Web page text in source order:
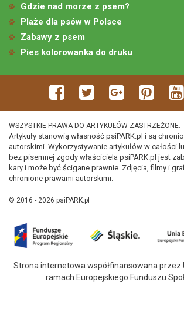
Gdzie nad morze z psem?
Plaże dla psów w Polsce
Zabawy z psem
Pies kolorowanka do druku
WSZYSTKIE PRAWA DO ARTYKUŁÓW ZASTRZEŻONE.
Artykuły stanowią własność psiPARK.pl i są
autorskimi. Wykorzystywanie artykułów w całości
bez pisemnej zgody właściciela psiPARK.pl jest
kary i może być ścigane prawnie. Zdjęcia, filmy i
chronione prawami autorskimi.
© 2016 - 2026 psiPARK.pl
Strona internetowa współfinansowana przez
ramach Europejskiego Funduszu